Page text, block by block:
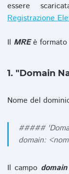
essere
Registrazione
Il MREè formato
1. "Domain
Nome del
#####
domain:
Il campo domain